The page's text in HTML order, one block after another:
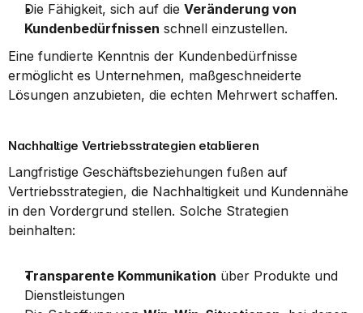
Die Fähigkeit, sich auf die Veränderung von
Kundenbedürfnissen schnell einzustellen.
Eine fundierte Kenntnis der Kundenbedürfnisse
ermöglicht es Unternehmen, maßgeschneiderte
Lösungen anzubieten, die echten Mehrwert schaffen.
Nachhaltige Vertriebsstrategien etablieren
Langfristige Geschäftsbeziehungen fußen auf
Vertriebsstrategien, die Nachhaltigkeit und Kundennähe
in den Vordergrund stellen. Solche Strategien
beinhalten:
Transparente Kommunikation über Produkte und
Dienstleistungen